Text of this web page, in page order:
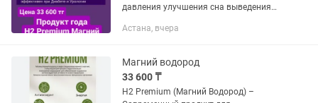
давления улучшения сна выведения
урология инсультах
Астана, вчера
Магний водород
33 600 ₸
Н2 Premium (Магний Водород) –